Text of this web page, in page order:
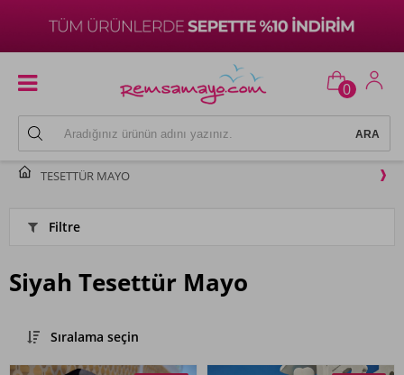
0
TESETTÜR MAYO
Filtre
Siyah Tesettür Mayo
Sıralama seçin